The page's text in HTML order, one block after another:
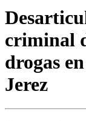
criminal
drogas
Jerez